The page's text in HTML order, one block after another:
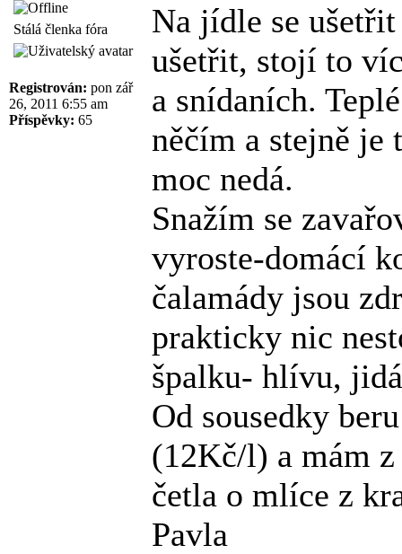
Stálá členka fóra
Registrován: pon zář
26, 2011 6:55 am
Příspěvky: 65
Na jídle se ušetřit
ušetřit, stojí to
a snídaních.
něčím a stejně je
moc nedá.
Snažím se
vyroste-domácí
čalamády jsou
prakticky nic
špalku- hlívu,
Od sousedky
(12Kč/l) a mám
četla o mlíce z
Pavla